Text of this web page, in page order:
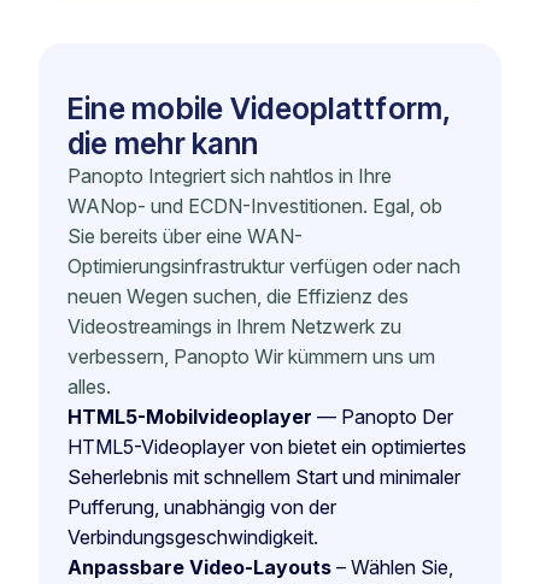
Eine mobile Videoplattform,
die mehr kann
Panopto Integriert sich nahtlos in Ihre
WANop- und ECDN-Investitionen. Egal, ob
Sie bereits über eine WAN-
Optimierungsinfrastruktur verfügen oder nach
neuen Wegen suchen, die Effizienz des
Videostreamings in Ihrem Netzwerk zu
verbessern, Panopto Wir kümmern uns um
alles.
HTML5-Mobilvideoplayer — Panopto Der
HTML5-Videoplayer von bietet ein optimiertes
Seherlebnis mit schnellem Start und minimaler
Pufferung, unabhängig von der
Verbindungsgeschwindigkeit.
Anpassbare Video-Layouts – Wählen Sie,